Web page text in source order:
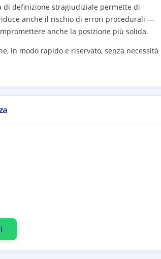
definizione stragiudiziale permette di
anche il rischio di errori procedurali —
anche la posizione più solida.
in modo rapido e riservato, senza necessità